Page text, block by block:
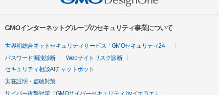
GMOインターネットグループのセキュリティ事業について
世界初総合ネットセキュリティサービス「GMOセキュリティ24」
パスワード漏洩診断
Webサイトリスク診断
セキュリティ相談AIチャットボット
実在証明・盗聴対策
サイバー攻撃対策（GMOサイバーセキュリティ byイエラエ）